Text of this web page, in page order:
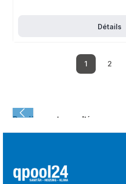
Détails
Page
1
Page
2
Dernièrement consulté :